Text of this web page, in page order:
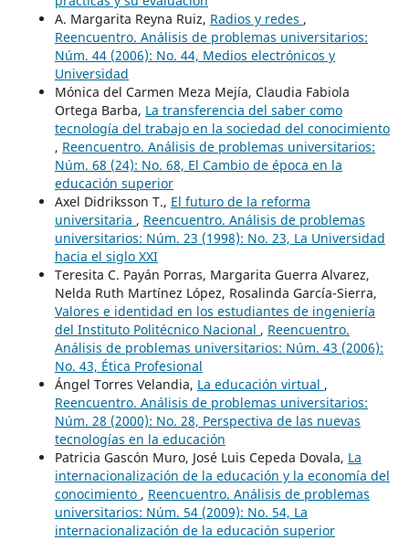
A. Margarita Reyna Ruiz, Radios y redes ,
Reencuentro. Análisis de problemas universitarios:
Núm. 44 (2006): No. 44, Medios electrónicos y
Universidad
Mónica del Carmen Meza Mejía, Claudia Fabiola
Ortega Barba, La transferencia del saber como
tecnología del trabajo en la sociedad del conocimiento
, Reencuentro. Análisis de problemas universitarios:
Núm. 68 (24): No. 68, El Cambio de época en la
educación superior
Axel Didriksson T., El futuro de la reforma
universitaria , Reencuentro. Análisis de problemas
universitarios: Núm. 23 (1998): No. 23, La Universidad
hacia el siglo XXI
Teresita C. Payán Porras, Margarita Guerra Alvarez,
Nelda Ruth Martínez López, Rosalinda García-Sierra,
Valores e identidad en los estudiantes de ingeniería
del Instituto Politécnico Nacional , Reencuentro.
Análisis de problemas universitarios: Núm. 43 (2006):
No. 43, Ética Profesional
Ángel Torres Velandia, La educación virtual ,
Reencuentro. Análisis de problemas universitarios:
Núm. 28 (2000): No. 28, Perspectiva de las nuevas
tecnologías en la educación
Patricia Gascón Muro, José Luis Cepeda Dovala, La
internacionalización de la educación y la economía del
conocimiento , Reencuentro. Análisis de problemas
universitarios: Núm. 54 (2009): No. 54, La
internacionalización de la educación superior